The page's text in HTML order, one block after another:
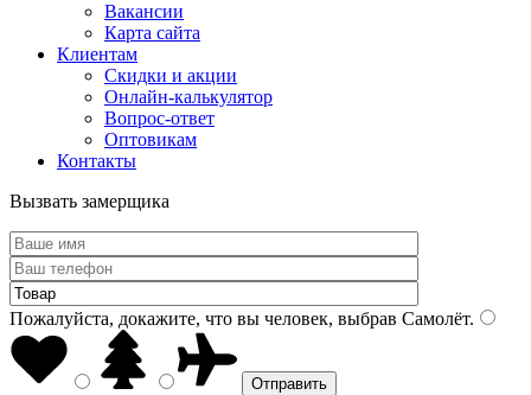
Вакансии
Карта сайта
Клиентам
Скидки и акции
Онлайн-калькулятор
Вопрос-ответ
Оптовикам
Контакты
Вызвать замерщика
Пожалуйста, докажите, что вы человек, выбрав Самолёт.